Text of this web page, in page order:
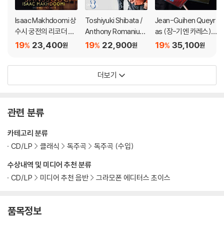
Isaac Makhdoomi 상
수시 궁전의 리코더 협
주곡 (Recorder Con
uci)
23,400원
19%
Toshiyuki Shibata /
Anthony Romaniuk
바흐와 그의 아들들의
ch & Sons: Flute Son
atas)
22,900원
19%
Jean-Guihen Queyr
as (장-기엔 카레스) -
C.P.E. 바흐 (C.P.E. Ba
35,100원
19%
더보기
관련 분류
수상내역 및 미디어 추천 분류
CD/LP
미디어 추천 음반 그라모폰 에디터스 초이스
카테고리 분류
CD/LP
클래식 독주곡 독주곡 (수입)
품목정보